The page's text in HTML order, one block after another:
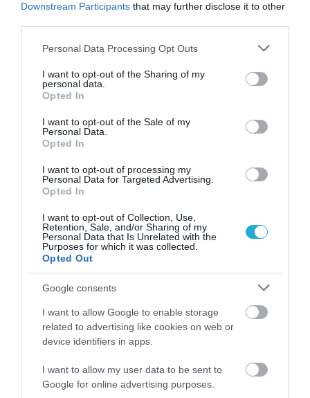
Downstream Participants that may further disclose it to other
Please note that this website/app uses one or more Google
not limited to your visit or usage behaviour. You may click to
grant or deny consent to Google and its third-party tags to
use your data for below specified purposes in below Google
consent section.
Personal Data Processing Opt Outs
I want to opt-out of the Sharing of my
personal data.
Opted In
I want to opt-out of the Sale of my
Personal Data.
Opted In
I want to opt-out of processing my
Personal Data for Targeted Advertising.
Opted In
I want to opt-out of Collection, Use,
Retention, Sale, and/or Sharing of my
Personal Data that Is Unrelated with the
Purposes for which it was collected.
Opted Out
Google consents
I want to allow Google to enable storage
related to advertising like cookies on web or
device identifiers in apps.
I want to allow my user data to be sent to
Google for online advertising purposes.
ΠΕΡΙΣΣΟΤΕΡA
06.08.2026
ΕΒΕΠ: Συνάντηση συνεργασίας με τον Τάκη
Θεοδωρικάκο ενόψει ΔΕΘ